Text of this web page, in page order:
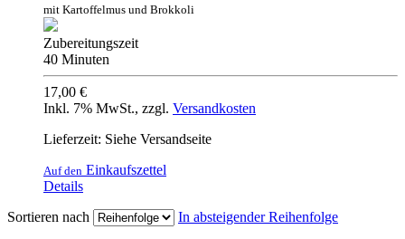
mit Kartoffelmus und Brokkoli
Zubereitungszeit
40 Minuten
17,00 €
Inkl. 7% MwSt., zzgl. Versandkosten
Lieferzeit: Siehe Versandseite
Auf den Einkaufszettel
Details
Sortieren nach
In absteigender Reihenfolge